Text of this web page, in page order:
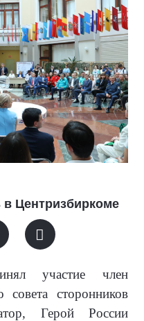
Центризбиркоме
участие член
совета сторонников
Герой России